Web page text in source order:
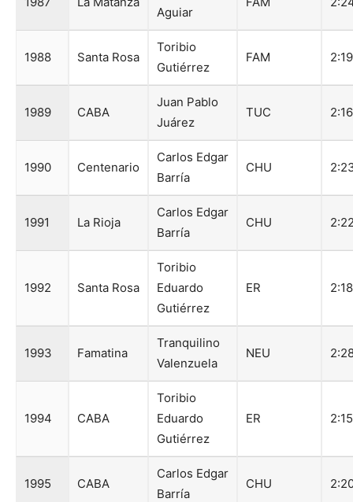
Aguiar
1988 Santa Rosa
Toribio
Gutiérrez
FAM
1989 CABA
Juan Pablo
Juárez
TUC
1990 Centenario
Carlos Edgar
Barría
CHU
1991 La Rioja
Carlos Edgar
Barría
CHU
1992 Santa Rosa
Toribio
Eduardo
Gutiérrez
ER
1993 Famatina
Tranquilino
Valenzuela
NEU
1994 CABA
Toribio
Eduardo
Gutiérrez
ER
1995 CABA
Carlos Edgar
Barría
CHU